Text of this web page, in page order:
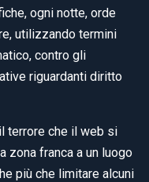
ogni notte, orde
utilizzando termini
contro gli
riguardanti diritto
terrore che il web si
zona franca a un luogo
più che limitare alcuni